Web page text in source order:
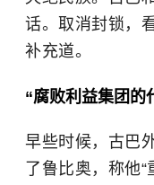
话。取消封锁，
补充道。
“腐败利益集团的
早些时候，古巴
了鲁比奥，称他